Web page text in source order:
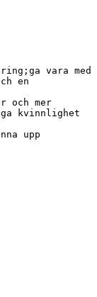
vara med
en
och mer
kvinnlighet
upp